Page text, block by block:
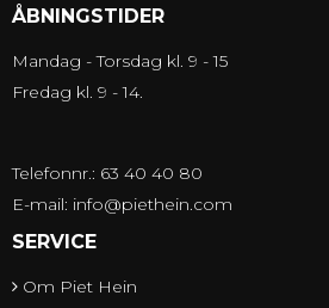
ÅBNINGSTIDER
Mandag - Torsdag kl. 9 - 15
Fredag kl. 9 - 14.
Telefonnr.: 63 40 40 80
E-mail: info@piethein.com
SERVICE
Om Piet Hein